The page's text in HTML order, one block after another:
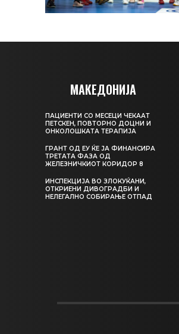
МАКЕДОНИЈА
ПАЦИЕНТИ СО МЕСЕЦИ ЧЕКААТ
ПЕТСКЕН, ПОВТОРНО ДОЦНИ И
ОНКОЛОШКАТА ТЕРАПИЈА
ГРАНТ ОД ЕУ ЌЕ ЈА ФИНАНСИРА
ТРЕТАТА ФАЗА ОД
ЖЕЛЕЗНИЧКИОТ КОРИДОР 8
ИНСПЕКЦИЈА ВО ЗЛОКУЌАНИ,
ОТКРИЕНИ ДИВОГРАДБИ И
НЕЛЕГАЛНО СОБИРАЊЕ ОТПАД